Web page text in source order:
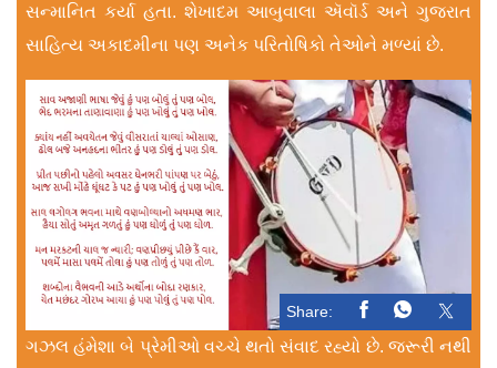
સન્માનિત કર્યા હતા. શેખાદમ આબુવાલા ઍવૉર્ડ અને ગુજરાત
સાહિત્ય અકાદમીના પણ અનેક પરિતોષિકો તેઓને મળ્યાં છે.
Share:
ગઝલ હંમેશા બે પ્રેમીઓ વચ્ચે થતો સંવાદ રહ્યો છે. જરૂરી નથી